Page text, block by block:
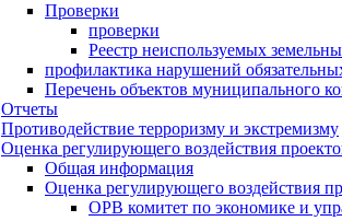
Проверки
проверки
Реестр неиспользуемых
профилактика нарушений
Перечень объектов муниципального
Отчеты
Противодействие терроризму и экстремизму
Оценка регулирующего воздействия
Общая информация
Оценка регулирующего воздействия
ОРВ комитет по экономике и